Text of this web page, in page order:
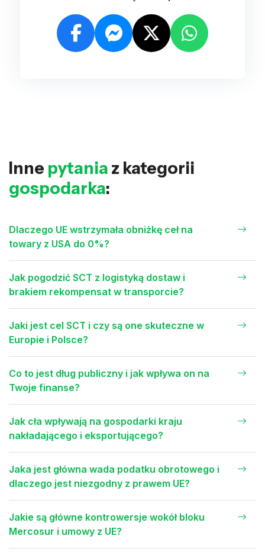
Inne pytania z kategorii
gospodarka:
Dlaczego UE wstrzymała obniżkę ceł na
towary z USA do 0%?
Jak pogodzić SCT z logistyką dostaw i
brakiem rekompensat w transporcie?
Jaki jest cel SCT i czy są one skuteczne w
Europie i Polsce?
Co to jest dług publiczny i jak wpływa on na
Twoje finanse?
Jak cła wpływają na gospodarki kraju
nakładającego i eksportującego?
Jaka jest główna wada podatku obrotowego i
dlaczego jest niezgodny z prawem UE?
Jakie są główne kontrowersje wokół bloku
Mercosur i umowy z UE?